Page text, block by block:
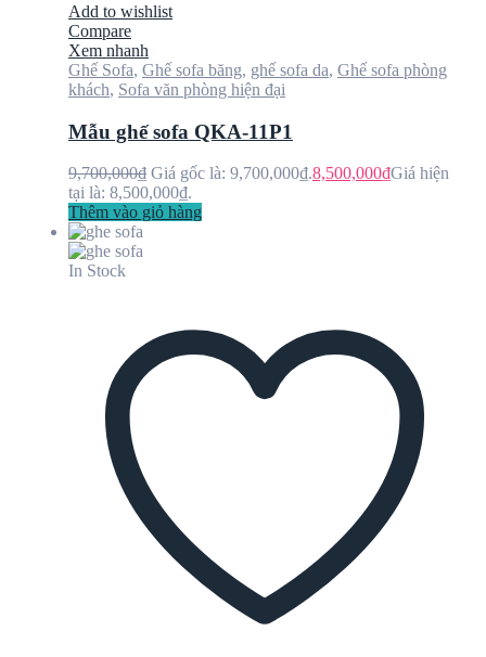
Add to wishlist
Compare
Xem nhanh
Ghế Sofa, Ghế sofa băng, ghế sofa da, Ghế sofa phòng
khách, Sofa văn phòng hiện đại
Mẫu ghế sofa QKA-11P1
9,700,000₫ Giá gốc là: 9,700,000₫.8,500,000₫Giá hiện
tại là: 8,500,000₫.
Thêm vào giỏ hàng
In Stock